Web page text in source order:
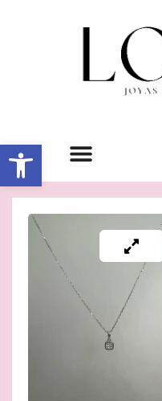
Abrir barra de herramientas